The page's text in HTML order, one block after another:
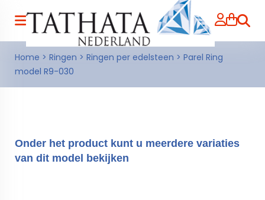
Home > Ringen > Ringen per edelsteen > Parel Ring
model R9-030
Onder het product kunt u meerdere variaties
van dit model bekijken